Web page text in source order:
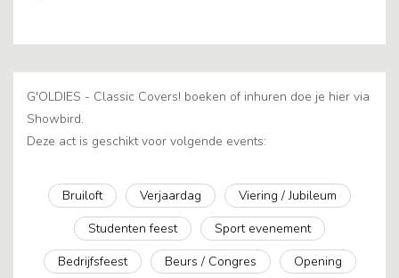
G'OLDIES - Classic Covers! boeken of inhuren doe je hier via
Showbird.
Deze act is geschikt voor volgende events:
Bruiloft Verjaardag
Viering / Jubileum
Studenten feest
Sport evenement
Bedrijfsfeest
Beurs / Congres
Opening